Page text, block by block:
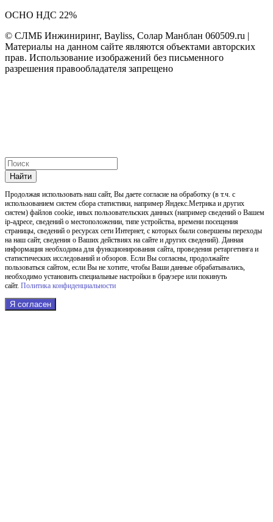
ОСНО НДС 22%
© СЛМБ Инжиниринг, Bayliss, Солар Манблан 060509.ru |
Материалы на данном сайте являются объектами авторских
прав. Использование изображений без письменного
разрешения правообладателя запрещено
Найти
Продолжая использовать наш cайт, Вы даете согласие на обработку (в т.ч. с
использованием систем сбора статистики, например Яндекс.Метрика и других
систем) файлов cookie, иных пользовательских данных (например сведений о Вашем
ip-адресе, сведений о местоположении, типе устройства, времени посещения
страницы, сведений о ресурсах сети Интернет, с которых были совершены переходы
на наш сайт, сведения о Ваших действиях на сайте и других сведений). Данная
информация необходима для функционирования сайта, проведения ретаргетинга и
статистических исследований и обзоров. Если Вы согласны, продолжайте
пользоваться сайтом, если Вы не хотите, чтобы Ваши данные обрабатывались,
необходимо установить специальные настройки в браузере или покинуть
сайт. Политика конфиденциальности
Я согласен